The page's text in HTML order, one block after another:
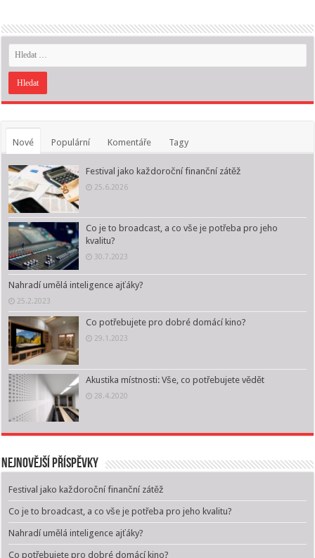
Nové Populární Komentáře Tagy
Festival jako každoroční finanční zátěž
25.6.2026
Co je to broadcast, a co vše je potřeba pro jeho
kvalitu?
30.7.2023
Nahradí umělá inteligence ajťáky?
25.2.2023
Co potřebujete pro dobré domácí kino?
29.1.2023
Akustika místnosti: Vše, co potřebujete vědět
28.4.2020
Nejnovější příspěvky
Festival jako každoroční finanční zátěž
Co je to broadcast, a co vše je potřeba pro jeho kvalitu?
Nahradí umělá inteligence ajťáky?
Co potřebujete pro dobré domácí kino?